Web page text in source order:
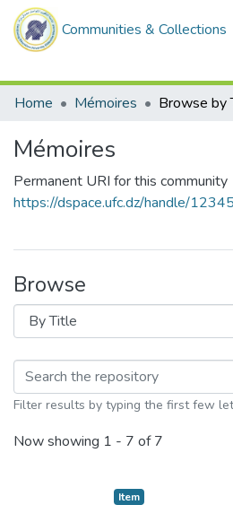
Communities & Collections
Home
Mémoires Browse by
Mémoires
Permanent URI for this community
https://dspace.ufc.dz/handle/
Browse
Filter results by typing the first few
Now showing 1 - 7 of 7
Item